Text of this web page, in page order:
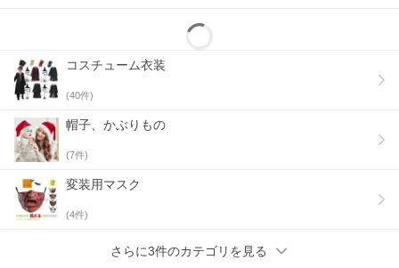
コスチューム衣装
(40件)
帽子、かぶりもの
(7件)
変装用マスク
(4件)
さらに3件のカテゴリを見る